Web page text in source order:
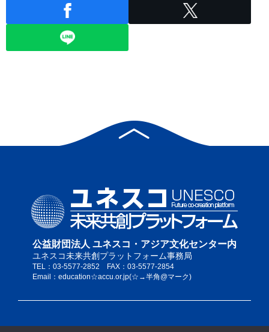
公益財団法人 ユネスコ・アジア文化センター内
ユネスコ未来共創プラットフォーム事務局
TEL：03-5577-2852 FAX：03-5577-2854
Email：education☆accu.or.jp(☆→半角@マーク)